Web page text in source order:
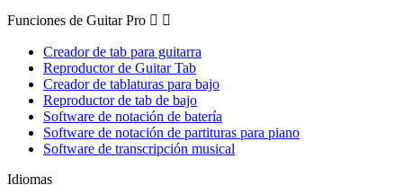
Funciones de Guitar Pro  
Creador de tab para guitarra
Reproductor de Guitar Tab
Creador de tablaturas para bajo
Reproductor de tab de bajo
Software de notación de batería
Software de notación de partituras para piano
Software de transcripción musical
Idiomas